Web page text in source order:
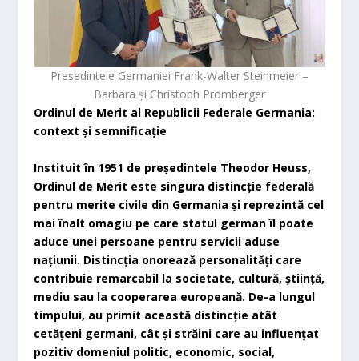
Președintele Germaniei Frank-Walter Steinmeier –
Barbara și Christoph Promberger
Ordinul de Merit al Republicii Federale Germania:
context și semnificație
Instituit în 1951 de președintele Theodor Heuss,
Ordinul de Merit este singura distincție federală
pentru merite civile din Germania și reprezintă cel
mai înalt omagiu pe care statul german îl poate
aduce unei persoane pentru servicii aduse
națiunii. Distincția onorează personalități care
contribuie remarcabil la societate, cultură, știință,
mediu sau la cooperarea europeană. De-a lungul
timpului, au primit această distincție atât
cetățeni germani, cât și străini care au influențat
pozitiv domeniul politic, economic, social,